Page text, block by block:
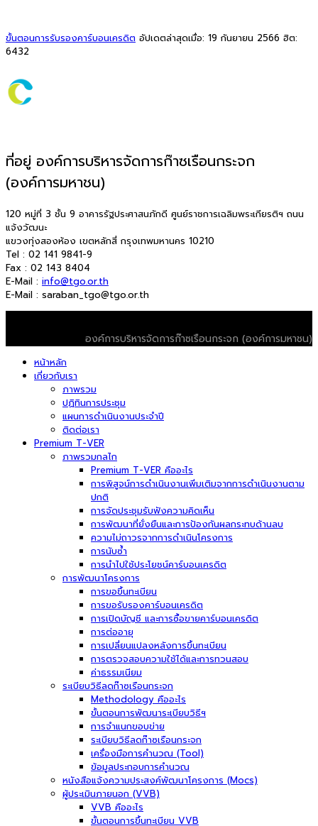
ขั้นตอนการรับรองคาร์บอนเครดิต อัปเดตล่าสุดเมื่อ: 19 กันยายน 2566 ฮิต:
6432
ที่อยู่ องค์การบริหารจัดการก๊าซเรือนกระจก
(องค์การมหาชน)
120 หมู่ที่ 3 ชั้น 9 อาคารรัฐประศาสนภักดี ศูนย์ราชการเฉลิมพระเกียรติฯ ถนน
แจ้งวัฒนะ
แขวงทุ่งสองห้อง เขตหลักสี่ กรุงเทพมหานคร 10210
Tel : 02 141 9841-9
Fax : 02 143 8404
E-Mail : info@tgo.or.th
E-Mail : saraban_tgo@tgo.or.th
องค์การบริหารจัดการก๊าซเรือนกระจก (องค์การมหาชน)
หน้าหลัก
เกี่ยวกับเรา
ภาพรวม
ปฏิทินการประชุม
แผนการดำเนินงานประจำปี
ติดต่อเรา
Premium T-VER
ภาพรวมกลไก
Premium T-VER คืออะไร
การพิสูจน์การดำเนินงานเพิ่มเติมจากการดำเนินงานตาม
ปกติ
การจัดประชุมรับฟังความคิดเห็น
การพัฒนาที่ยั่งยืนและการป้องกันผลกระทบด้านลบ
ความไม่ถาวรจากการดำเนินโครงการ
การนับซ้ำ
การนำไปใช้ประโยชน์คาร์บอนเครดิต
การพัฒนาโครงการ
การขอขึ้นทะเบียน
การขอรับรองคาร์บอนเครดิต
การเปิดบัญชี และการซื้อขายคาร์บอนเครดิต
การต่ออายุ
การเปลี่ยนแปลงหลังการขึ้นทะเบียน
การตรวจสอบความใช้ได้และการทวนสอบ
ค่าธรรมเนียม
ระเบียบวิธีลดก๊าซเรือนกระจก
Methodology คืออะไร
ขั้นตอนการพัฒนาระเบียบวิธีฯ
การจำแนกขอบข่าย
ระเบียบวิธีลดก๊าซเรือนกระจก
เครื่องมือการคำนวณ (Tool)
ข้อมูลประกอบการคำนวณ
หนังสือแจ้งความประสงค์พัฒนาโครงการ (Mocs)
ผู้ประเมินภายนอก (VVB)
VVB คืออะไร
ขั้นตอนการขึ้นทะเบียน VVB